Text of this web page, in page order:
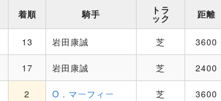
着順 騎手 トラ
ック 距離
13 岩田康誠 芝 3600
17 岩田康誠 芝 2400
2 O．マーフィー 芝 3600